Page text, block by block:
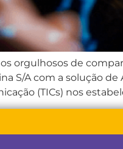
orgulhosos de
S/A com a solução
(TICs) nos